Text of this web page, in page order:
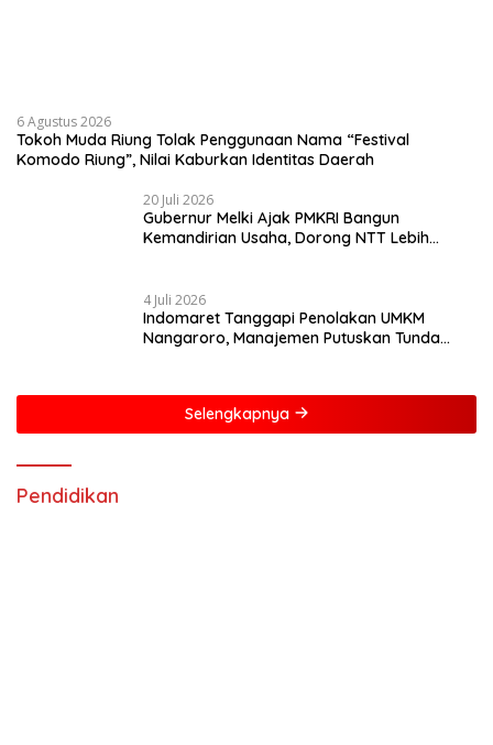
6 Agustus 2026
Tokoh Muda Riung Tolak Penggunaan Nama “Festival
Komodo Riung”, Nilai Kaburkan Identitas Daerah
20 Juli 2026
Gubernur Melki Ajak PMKRI Bangun
Kemandirian Usaha, Dorong NTT Lebih
4 Juli 2026
Indomaret Tanggapi Penolakan UMKM
Nangaroro, Manajemen Putuskan Tunda
Selengkapnya
Pendidikan